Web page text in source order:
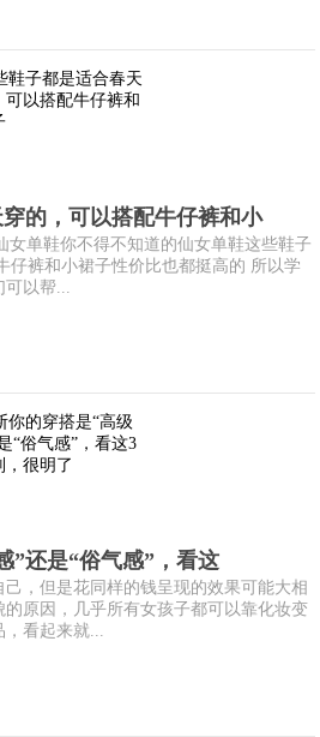
的，可以搭配牛仔裤和小
女单鞋你不得不知道的仙女单鞋这些鞋子
仔裤和小裙子性价比也都挺高的 所以学
可以帮...
”还是“俗气感”，看这
，但是花同样的钱呈现的效果可能大相
原因，几乎所有女孩子都可以靠化妆变
，看起来就...